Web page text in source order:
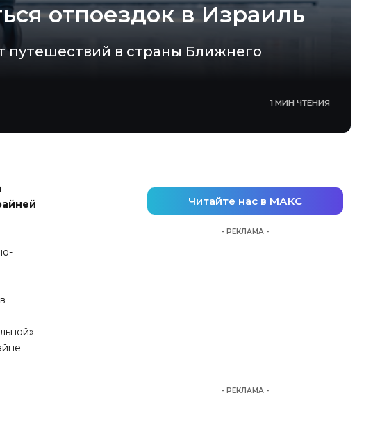
отпоездок в Израиль
путешествий в страны Ближнего
1 МИН ЧТЕНИЯ
Читайте нас в МАКС
- РЕКЛАМА -
- РЕКЛАМА -